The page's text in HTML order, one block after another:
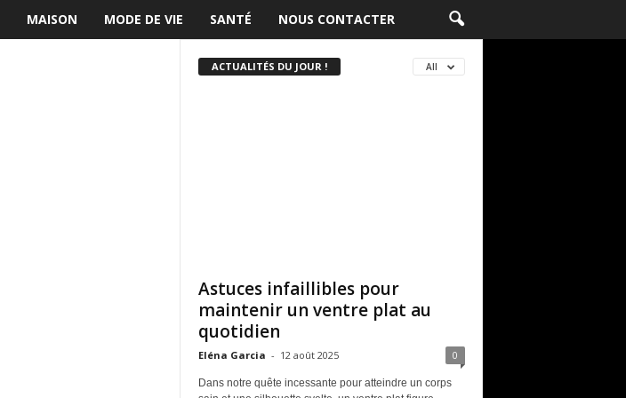
MAISON MODE DE VIE SANTÉ NOUS CONTACTER
ACTUALITÉS DU JOUR ! All
Astuces infaillibles pour
maintenir un ventre plat au
quotidien
Eléna Garcia - 12 août 2025 0
Dans notre quête incessante pour atteindre un corps